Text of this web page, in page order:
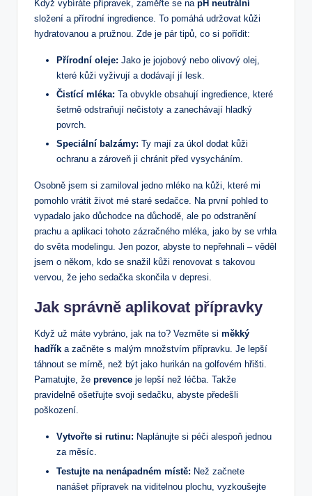
Když vybíráte přípravek, zaměřte se na pH neutrální
složení a přírodní ingredience. To pomáhá udržovat kůži
hydratovanou a pružnou. Zde je pár tipů, co si pořídit:
Přírodní oleje: Jako je jojobový nebo olivový olej,
které kůži vyživují a dodávají jí lesk.
Čistící mléka: Ta obvykle obsahují ingredience, které
šetrně odstraňují nečistoty a zanechávají hladký
povrch.
Speciální balzámy: Ty mají za úkol dodat kůži
ochranu a zároveň ji chránit před vysycháním.
Osobně jsem si zamiloval jedno mléko na kůži, které mi
pomohlo vrátit život mé staré sedačce. Na první pohled to
vypadalo jako důchodce na důchodě, ale po odstranění
prachu a aplikaci tohoto zázračného mléka, jako by se vrhla
do světa modelingu. Jen pozor, abyste to nepřehnali – věděl
jsem o někom, kdo se snažil kůži renovovat s takovou
vervou, že jeho sedačka skončila v depresi.
Jak správně aplikovat přípravky
Když už máte vybráno, jak na to? Vezměte si měkký
hadřík a začněte s malým množstvím přípravku. Je lepší
táhnout se mírně, než být jako hurikán na golfovém hřišti.
Pamatujte, že prevence je lepší než léčba. Takže
pravidelně ošetřujte svoji sedačku, abyste předešli
poškození.
Vytvořte si rutinu: Naplánujte si péči alespoň jednou
za měsíc.
Testujte na nenápadném místě: Než začnete
nanášet přípravek na viditelnou plochu, vyzkoušejte